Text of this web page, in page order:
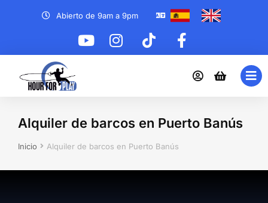
Abierto de 9am a 9pm
Alquiler de barcos en Puerto Banús
Estás aquí:
Inicio Alquiler de barcos en Puerto Banús